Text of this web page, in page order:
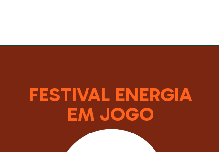
FESTIVAL ENERGIA
EM JOGO